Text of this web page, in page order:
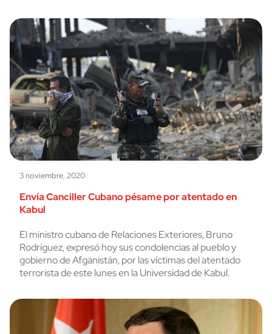
3 noviembre, 2020
Envía Canciller Cubano pésame por atentado en
Kabul
El ministro cubano de Relaciones Exteriores, Bruno
Rodríguez, expresó hoy sus condolencias al pueblo y
gobierno de Afganistán, por las víctimas del atentado
terrorista de este lunes en la Universidad de Kabul.